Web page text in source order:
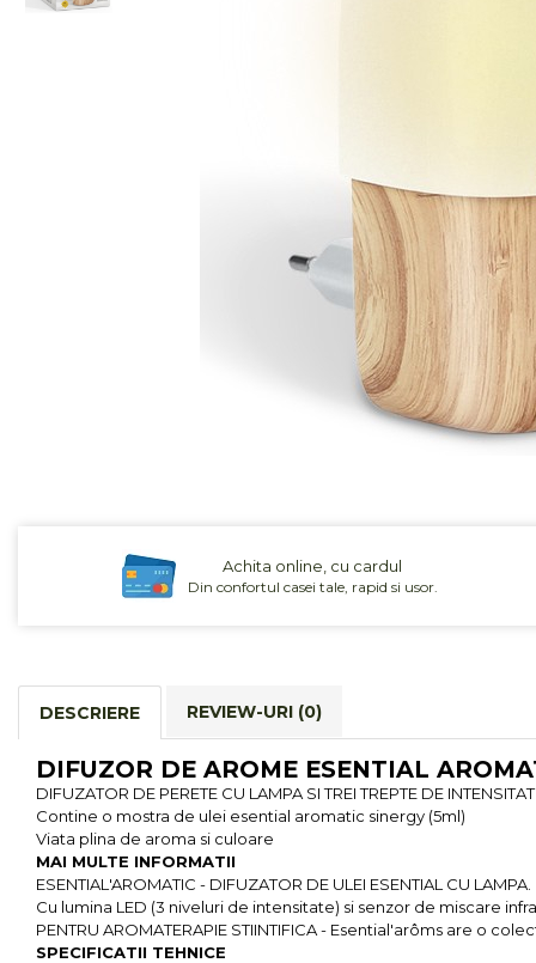
Ceai vrac
Cereale, fulgi din cereale, mic
Ulei, otet
Produse din carne
Sosuri, Ketchup bio
Pudre si prafuri
Supe
Conserve, Pateuri, creme
tartinabile
Masline
Leguminoase si seminte
Achita online, cu cardul
Din confortul casei tale, rapid si usor.
DESCRIERE REVIEW-URI (0)
DIFUZOR DE AROME ESENTIAL
DIFUZATOR DE PERETE CU LAMPA SI TREI TREPTE DE
Contine o mostra de ulei esential aromatic sinergy (5ml)
Viata plina de aroma si culoare
MAI MULTE INFORMATII
ESENTIAL'AROMATIC - DIFUZATOR DE ULEI ESENTIAL CU
Cu lumina LED (3 niveluri de intensitate) si senzor de miscare
PENTRU AROMATERAPIE STIINTIFICA - Esential'arôms are o
SPECIFICATII TEHNICE